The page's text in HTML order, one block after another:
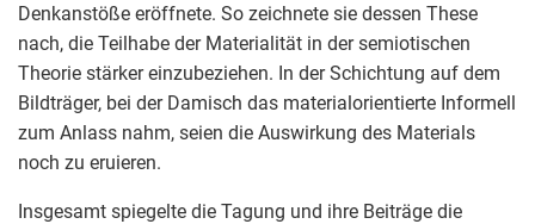
Denkanstöße eröffnete. So zeichnete sie dessen These
nach, die Teilhabe der Materialität in der semiotischen
Theorie stärker einzubeziehen. In der Schichtung auf dem
Bildträger, bei der Damisch das materialorientierte Informell
zum Anlass nahm, seien die Auswirkung des Materials
noch zu eruieren.
Insgesamt spiegelte die Tagung und ihre Beiträge die